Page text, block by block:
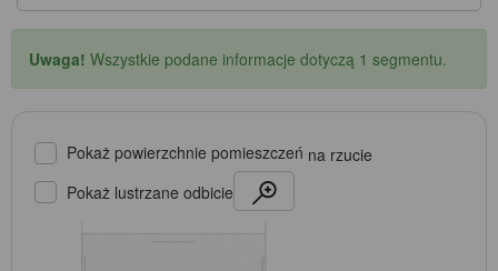
Uwaga! Wszystkie podane informacje dotyczą 1 segmentu.
Pokaż powierzchnie pomieszczeń na rzucie
Pokaż lustrzane odbicie